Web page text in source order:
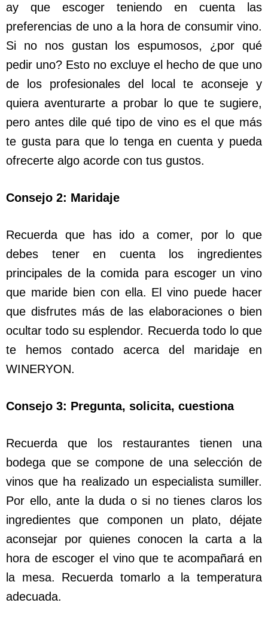
ay que escoger teniendo en cuenta las
preferencias de uno a la hora de consumir vino.
Si no nos gustan los espumosos, ¿por qué
pedir uno? Esto no excluye el hecho de que uno
de los profesionales del local te aconseje y
quiera aventurarte a probar lo que te sugiere,
pero antes dile qué tipo de vino es el que más
te gusta para que lo tenga en cuenta y pueda
ofrecerte algo acorde con tus gustos.
Consejo 2: Maridaje
Recuerda que has ido a comer, por lo que
debes tener en cuenta los ingredientes
principales de la comida para escoger un vino
que maride bien con ella. El vino puede hacer
que disfrutes más de las elaboraciones o bien
ocultar todo su esplendor. Recuerda todo lo que
te hemos contado acerca del maridaje en
WINERYON.
Consejo 3: Pregunta, solicita, cuestiona
Recuerda que los restaurantes tienen una
bodega que se compone de una selección de
vinos que ha realizado un especialista sumiller.
Por ello, ante la duda o si no tienes claros los
ingredientes que componen un plato, déjate
aconsejar por quienes conocen la carta a la
hora de escoger el vino que te acompañará en
la mesa. Recuerda tomarlo a la temperatura
adecuada.